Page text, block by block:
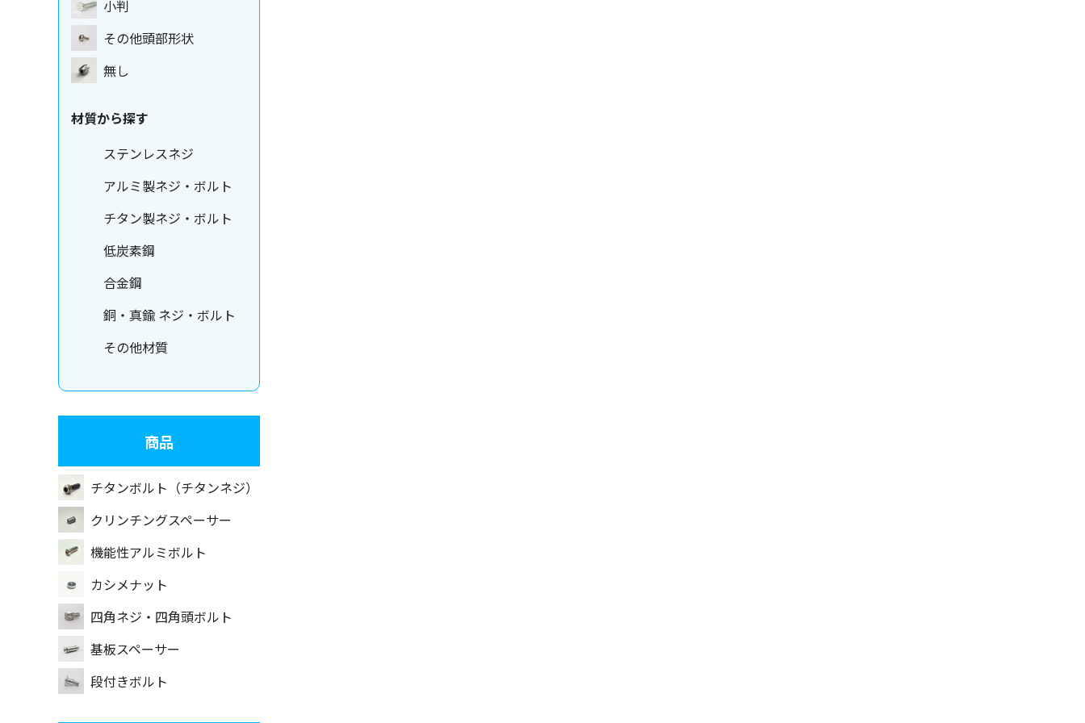
小判
その他頭部形状
無し
材質から探す
ステンレスネジ
アルミ製ネジ・ボルト
チタン製ネジ・ボルト
低炭素鋼
合金鋼
銅・真鍮 ネジ・ボルト
その他材質
商品
チタンボルト（チタンネジ）
クリンチングスペーサー
機能性アルミボルト
カシメナット
四角ネジ・四角頭ボルト
基板スペーサー
段付きボルト